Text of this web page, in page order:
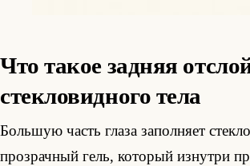
Что такое задняя
стекловидного тела
Большую часть глаза заполняет
прозрачный гель, который изнутри